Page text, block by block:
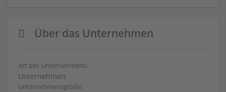
Über das Unternehmen
Art des Unternehmens:
Unternehmen
Unternehmensgröße: